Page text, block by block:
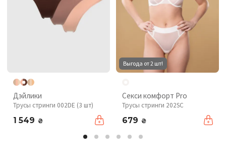
Дэйлики
Трусы стринги 002DE (3 шт)
1 549 ₴
Выгода от 2 шт!
Секси комфорт Pro
Трусы стринги 202SC
679 ₴